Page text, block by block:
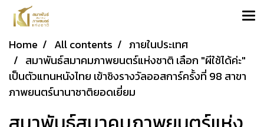
Home All contents
ภายในประเทศ
สมาพันธ์สมาคมภาพยนตร์แห่งชาติ เลือก "ผีใช้ได้ค่ะ"
เป็นตัวแทนหนังไทย เข้าชิงรางวัลออสการ์ครั้งที่ 98 สาขา
ภาพยนตร์นานาชาติยอดเยี่ยม